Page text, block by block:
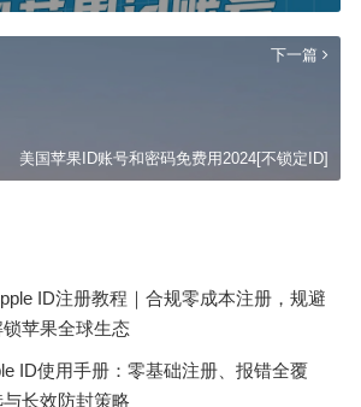
下一篇
美国苹果ID账号和密码免费用2024[不锁定ID]
ID注册教程｜合规零成本注册，规避
苹果全球生态
ID使用手册：零基础注册、报错全覆
长效防封策略